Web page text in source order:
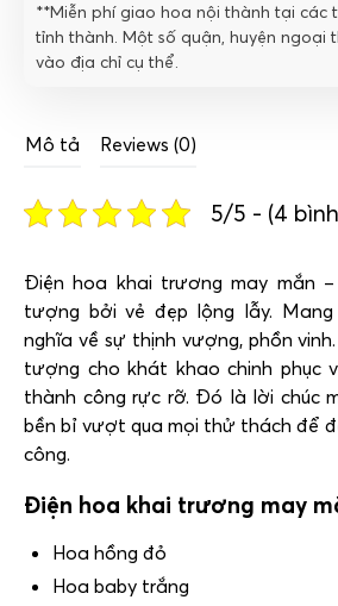
**Miễn phí giao hoa nội thành tại các
tỉnh thành. Một số quận, huyện ngoại
vào địa chỉ cụ thể.
Mô tả Reviews (0)
5/5 - (4
Điện hoa khai trương may mắn
tượng bởi vẻ đẹp lộng lẫy.
nghĩa về sự thịnh vượng, phồn
tượng cho khát khao chinh phục
thành công rực rỡ. Đó là lời chúc
bền bỉ vượt qua mọi thử thách để
công.
Điện hoa khai trương may
Hoa hồng đỏ
Hoa baby trắng